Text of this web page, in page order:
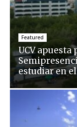
Featured
UCV apuesta
estudiar en